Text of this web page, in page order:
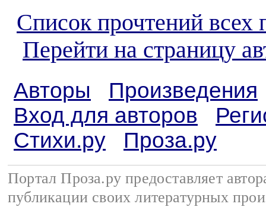
Список прочтений всех
Перейти на страницу
Авторы
Произведения
Вход для авторов
Стихи.ру
Проза.ру
Портал Проза.ру предоставляет
публикации своих литературных